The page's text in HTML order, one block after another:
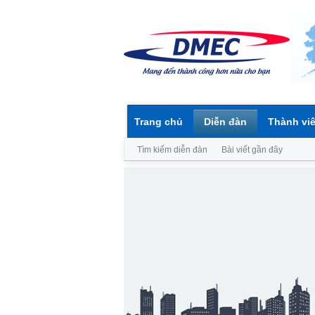
Trang chủ Diễn đàn
Tìm kiếm diễn đàn Bài viết gần đây
Thành